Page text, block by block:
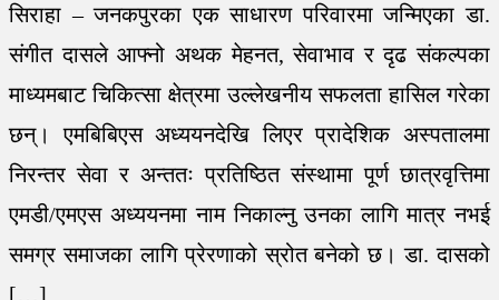
सिराहा – जनकपुरका एक साधारण परिवारमा जन्मिएका डा.
संगीत दासले आफ्नो अथक मेहनत, सेवाभाव र दृढ संकल्पका
माध्यमबाट चिकित्सा क्षेत्रमा उल्लेखनीय सफलता हासिल गरेका
छन्। एमबिबिएस अध्ययनदेखि लिएर प्रादेशिक अस्पतालमा
निरन्तर सेवा र अन्ततः प्रतिष्ठित संस्थामा पूर्ण छात्रवृत्तिमा
एमडी/एमएस अध्ययनमा नाम निकाल्नु उनका लागि मात्र नभई
समग्र समाजका लागि प्रेरणाको स्रोत बनेको छ। डा. दासको
[…]